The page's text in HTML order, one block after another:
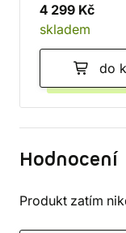
4 299 Kč
skladem
do
Hodnocení
Produkt zatím